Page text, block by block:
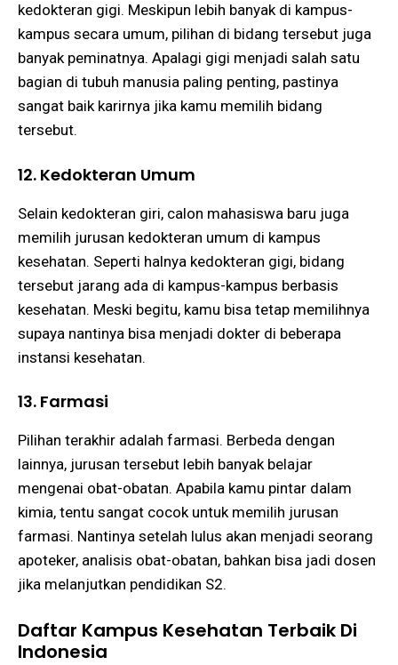
kedokteran gigi. Meskipun lebih banyak di kampus-
kampus secara umum, pilihan di bidang tersebut juga
banyak peminatnya. Apalagi gigi menjadi salah satu
bagian di tubuh manusia paling penting, pastinya
sangat baik karirnya jika kamu memilih bidang
tersebut.
12. Kedokteran Umum
Selain kedokteran giri, calon mahasiswa baru juga
memilih jurusan kedokteran umum di kampus
kesehatan. Seperti halnya kedokteran gigi, bidang
tersebut jarang ada di kampus-kampus berbasis
kesehatan. Meski begitu, kamu bisa tetap memilihnya
supaya nantinya bisa menjadi dokter di beberapa
instansi kesehatan.
13. Farmasi
Pilihan terakhir adalah farmasi. Berbeda dengan
lainnya, jurusan tersebut lebih banyak belajar
mengenai obat-obatan. Apabila kamu pintar dalam
kimia, tentu sangat cocok untuk memilih jurusan
farmasi. Nantinya setelah lulus akan menjadi seorang
apoteker, analisis obat-obatan, bahkan bisa jadi dosen
jika melanjutkan pendidikan S2.
Daftar Kampus Kesehatan Terbaik Di
Indonesia